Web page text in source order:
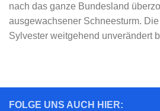
nach das ganze Bundesland
ausgewachsener Schneesturm.
Sylvester weitgehend unverändert
FOLGE UNS AUCH HIER: